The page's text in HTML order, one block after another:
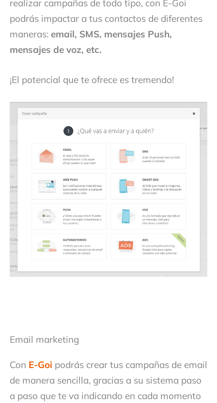
realizar campañas de todo tipo, con E-Goi
podrás impactar a tus contactos de diferentes
maneras: email, SMS, mensajes Push,
mensajes de voz, etc.
¡El potencial que te ofrece es tremendo!
Email marketing
Con E-Goi podrás crear tus campañas de email
de manera sencilla, gracias a su sistema paso
a paso que te va indicando en cada momento